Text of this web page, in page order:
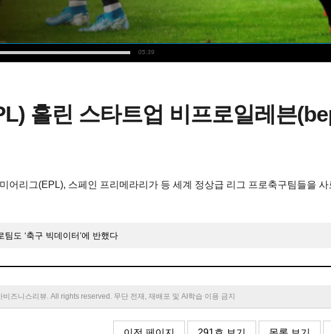
05:39
홀린 스타트업 비프로일레븐
어리그(EPL), 스페인 프리메라리가 등 세계 정상급 리그 프로축구팀들을
도 ‘축구 빅데이터’에 반했다
즈니스리뷰. All rights reserved. 무단 전재, 재배포 및 AI학습 이용 금지